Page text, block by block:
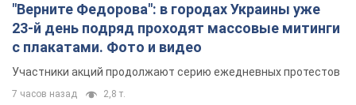
"Верните Федорова": в городах Украины уже
23-й день подряд проходят массовые митинги
с плакатами. Фото и видео
Участники акций продолжают серию ежедневных протестов
7 часов назад 2,8 т.